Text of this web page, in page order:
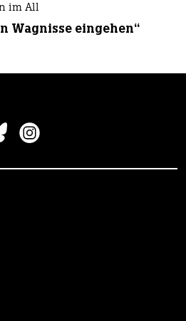
im All
Wagnisse eingehen“